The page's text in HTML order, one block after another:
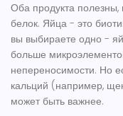
Оба продукта
белок. Яйца - это
вы выбираете одно -
больше
непереносимости. Но
кальций (например,
может быть важнее.